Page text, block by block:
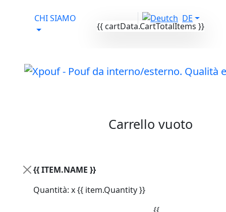
{{ cartData.CartTotalItems }}
Carrello vuoto
{{ ITEM.NAME }}
Quantità: x {{ item.Quantity }}
CHI SIAMO DE
Attivo da lun-ven
PRODOTTI/Cover/ COVER X-SHARK